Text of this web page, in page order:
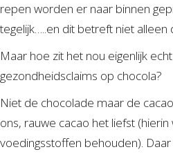
repen worden er naar binnen
tegelijk…..en dit betreft niet alleen
Maar hoe zit het nou eigenlijk
gezondheidsclaims op chocola?
Niet de chocolade maar de
ons, rauwe cacao het liefst
voedingsstoffen behouden).